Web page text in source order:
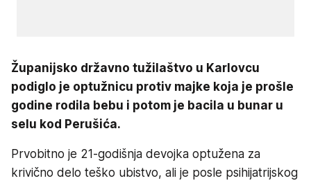
Županijsko državno tužilaštvo u Karlovcu
podiglo je optužnicu protiv majke koja je prošle
godine rodila bebu i potom je bacila u bunar u
selu kod Perušića.
Prvobitno je 21-godišnja devojka optužena za
krivično delo teško ubistvo, ali je posle psihijatrijskog